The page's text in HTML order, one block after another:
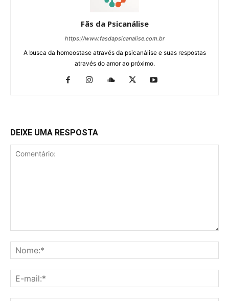
Fãs da Psicanálise
https://www.fasdapsicanalise.com.br
A busca da homeostase através da psicanálise e suas respostas
através do amor ao próximo.
DEIXE UMA RESPOSTA